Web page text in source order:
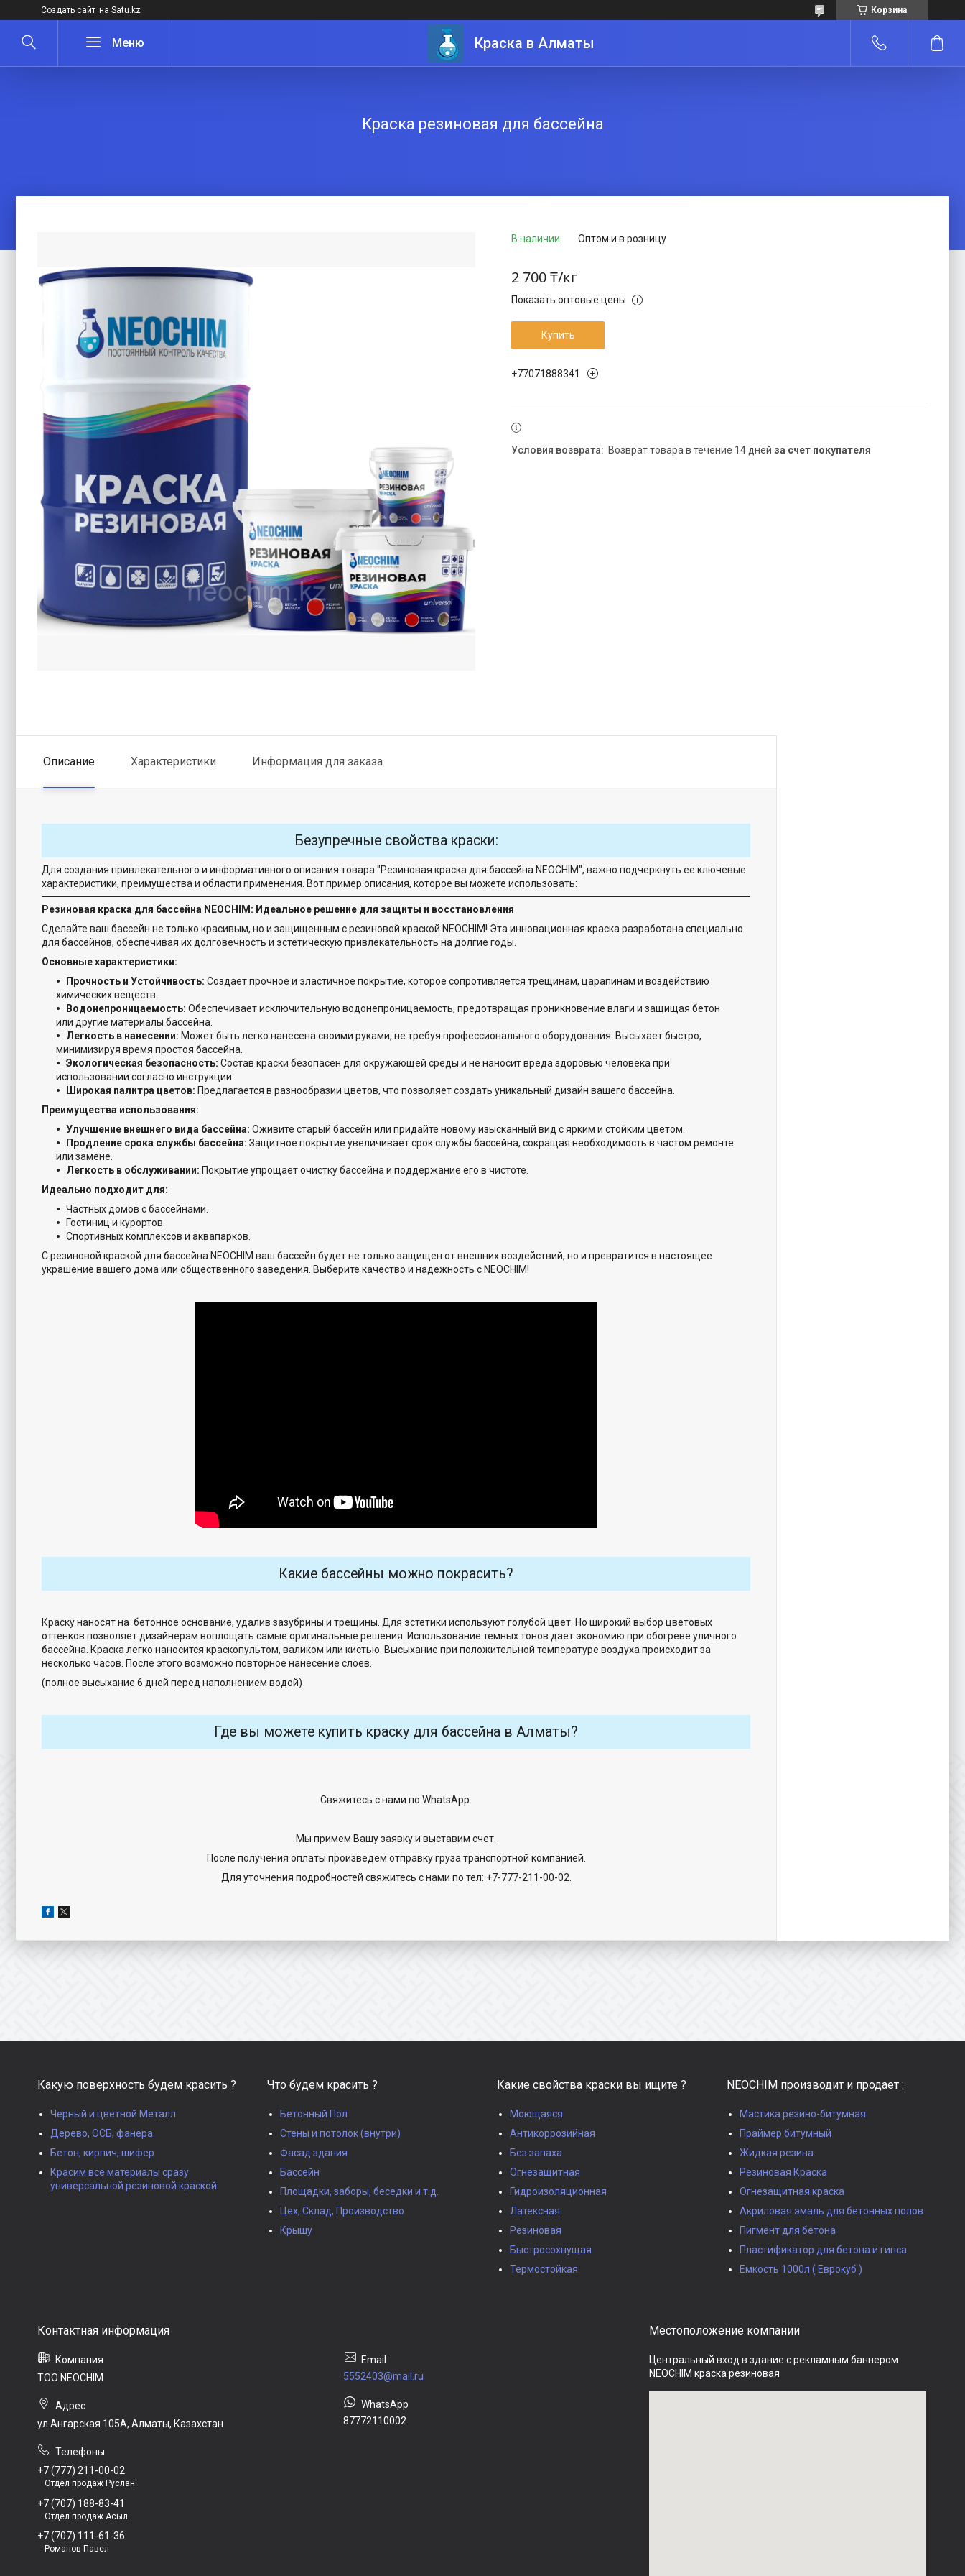
Создать сайт на Satu.kz Корзина
Краска в Алматы
Краска резиновая для бассейна
В наличии Оптом и в розницу
2 700 ₸/кг
Показать оптовые цены
Купить
+77071888341
возврат товара в течение 14 дней за счет покупателя
Описание Характеристики Информация для заказа
Безупречные свойства краски:
Для создания привлекательного и информативного описания товара "Резиновая краска для бассейна NEOCHIM", важно подчеркнуть ее ключевые
характеристики, преимущества и области применения. Вот пример описания, которое вы можете использовать:
Резиновая краска для бассейна NEOCHIM: Идеальное решение для защиты и восстановления
Сделайте ваш бассейн не только красивым, но и защищенным с резиновой краской NEOCHIM! Эта инновационная краска разработана специально
для бассейнов, обеспечивая их долговечность и эстетическую привлекательность на долгие годы.
Основные характеристики:
Прочность и Устойчивость: Создает прочное и эластичное покрытие, которое сопротивляется трещинам, царапинам и воздействию
химических веществ.
Водонепроницаемость: Обеспечивает исключительную водонепроницаемость, предотвращая проникновение влаги и защищая бетон
или другие материалы бассейна.
Легкость в нанесении: Может быть легко нанесена своими руками, не требуя профессионального оборудования. Высыхает быстро,
минимизируя время простоя бассейна.
Экологическая безопасность: Состав краски безопасен для окружающей среды и не наносит вреда здоровью человека при
использовании согласно инструкции.
Широкая палитра цветов: Предлагается в разнообразии цветов, что позволяет создать уникальный дизайн вашего бассейна.
Преимущества использования:
Улучшение внешнего вида бассейна: Оживите старый бассейн или придайте новому изысканный вид с ярким и стойким цветом.
Продление срока службы бассейна: Защитное покрытие увеличивает срок службы бассейна, сокращая необходимость в частом ремонте
или замене.
Легкость в обслуживании: Покрытие упрощает очистку бассейна и поддержание его в чистоте.
Идеально подходит для:
Частных домов с бассейнами.
Гостиниц и курортов.
Спортивных комплексов и аквапарков.
С резиновой краской для бассейна NEOCHIM ваш бассейн будет не только защищен от внешних воздействий, но и превратится в настоящее
украшение вашего дома или общественного заведения. Выберите качество и надежность с NEOCHIM!
Какие бассейны можно покрасить?
Краску наносят на бетонное основание, удалив зазубрины и трещины. Для эстетики используют голубой цвет. Но широкий выбор цветовых
оттенков позволяет дизайнерам воплощать самые оригинальные решения. Использование темных тонов дает экономию при обогреве уличного
бассейна. Краска легко наносится краскопультом, валиком или кистью. Высыхание при положительной температуре воздуха происходит за
несколько часов. После этого возможно повторное нанесение слоев.
(полное высыхание 6 дней перед наполнением водой)
Где вы можете купить краску для бассейна в Алматы?
Свяжитесь с нами по WhatsApp.
Мы примем Вашу заявку и выставим счет.
После получения оплаты произведем отправку груза транспортной компанией.
Для уточнения подробностей свяжитесь с нами по тел: +7-777-211-00-02.
Какую поверхность будем красить ?
Черный и цветной Металл
Дерево, ОСБ, фанера.
Бетон, кирпич, шифер
Красим все материалы сразу
универсальной резиновой краской
Что будем красить ?
Бетонный Пол
Стены и потолок (внутри)
Фасад здания
Бассейн
Площадки, заборы, беседки и т.д.
Цех, Склад, Производство
Крышу
Какие свойства краски вы ищите ?
Моющаяся
Антикоррозийная
Без запаха
Огнезащитная
Гидроизоляционная
Латексная
Резиновая
Быстросохнущая
Термостойкая
NEOCHIM производит и продает :
Мастика резино-битумная
Праймер битумный
Жидкая резина
Резиновая Краска
Огнезащитная краска
Акриловая эмаль для бетонных полов
Пигмент для бетона
Пластификатор для бетона и гипса
Емкость 1000л ( Еврокуб )
ТОО NEOCHIM
ул Ангарская 105А, Алматы, Казахстан
+7 (777) 211-00-02
Отдел продаж Руслан
+7 (707) 188-83-41
Отдел продаж Асыл
+7 (707) 111-61-36
Романов Павел
5552403@mail.ru
87772110002
Местоположение компании
Центральный вход в здание с рекламным баннером
NEOCHIM краска резиновая